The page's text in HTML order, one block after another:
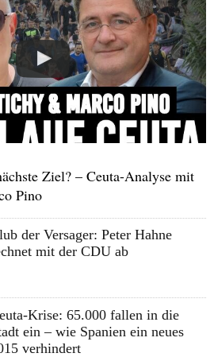
Ziel? – Ceuta-Analyse mit
Pino
der Versager: Peter Hahne
mit der CDU ab
Krise: 65.000 fallen in die
ein – wie Spanien ein neues
verhindert